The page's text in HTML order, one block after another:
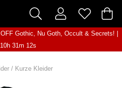
Gothic, Nu Goth, Occult & Secrets! |
31m 12s
/ Kurze Kleider